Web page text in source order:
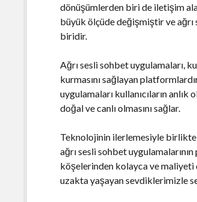
dönüşümlerden biri de iletişim
büyük ölçüde değişmiştir ve
biridir.
Ağrı sesli sohbet uygulamaları,
kurmasını sağlayan
uygulamaları kullanıcıların
doğal ve canlı olmasını sağlar.
Teknolojinin ilerlemesiyle birlikte
ağrı sesli sohbet
köşelerinden kolayca ve
uzakta yaşayan sevdiklerimizle